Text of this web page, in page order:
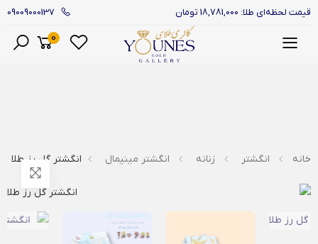
قیمت لحظه‌ای طلا: 18,781,000 تومان 09009000137
0
خانه انگشتر زنانه انگشتر مینیمال انگشتر گل رز طلا